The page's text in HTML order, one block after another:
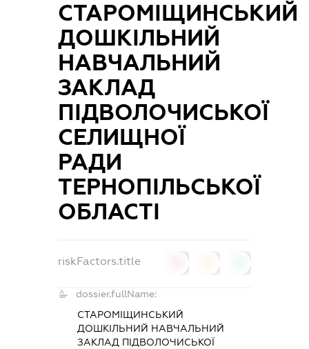
СТАРОМІЩИНСЬКИЙ
ДОШКІЛЬНИЙ
НАВЧАЛЬНИЙ
ЗАКЛАД
ПІДВОЛОЧИСЬКОЇ
СЕЛИЩНОЇ
РАДИ
ТЕРНОПІЛЬСЬКОЇ
ОБЛАСТІ
riskFactors.title
dossier.fullName:
СТАРОМІЩИНСЬКИЙ
ДОШКІЛЬНИЙ НАВЧАЛЬНИЙ
ЗАКЛАД ПІДВОЛОЧИСЬКОЇ